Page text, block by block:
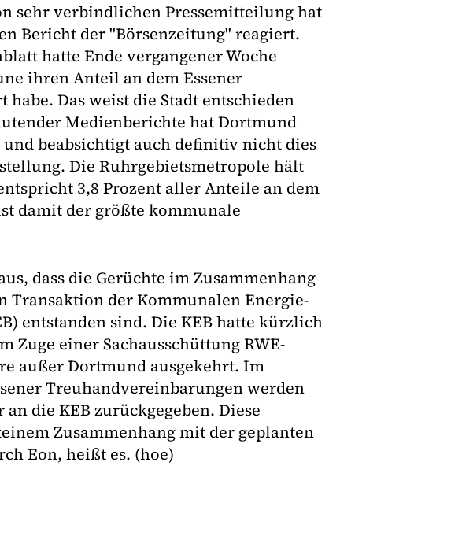
sehr verbindlichen Pressemitteilung hat
Bericht der "Börsenzeitung" reagiert.
hatte Ende vergangener Woche
ihren Anteil an dem Essener
Das weist die Stadt entschieden
Medienberichte hat Dortmund
beabsichtigt auch definitiv nicht dies
Die Ruhrgebietsmetropole hält
3,8 Prozent aller Anteile an dem
damit der größte kommunale
dass die Gerüchte im Zusammenhang
Transaktion der Kommunalen Energie-
entstanden sind. Die KEB hatte kürzlich
Zuge einer Sachausschüttung RWE-
außer Dortmund ausgekehrt. Im
Treuhandvereinbarungen werden
die KEB zurückgegeben. Diese
Zusammenhang mit der geplanten
Eon, heißt es. (hoe)